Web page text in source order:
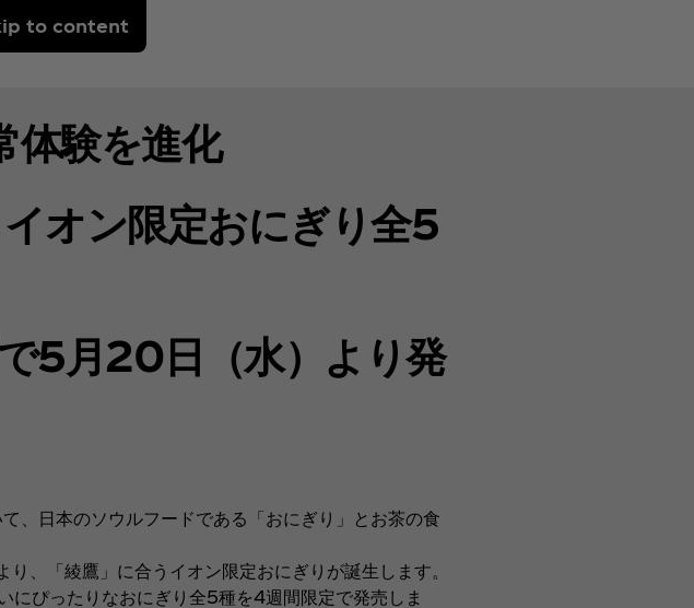
to content
体験を進化
オン限定おにぎり全5
5月20日（水）より発
、日本のソウルフードである「おにぎり」とお茶の食
、「綾鷹」に合うイオン限定おにぎりが誕生します。
ぴったりなおにぎり全5種を4週間限定で発売しま